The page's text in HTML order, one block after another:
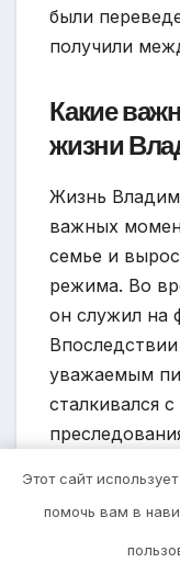
были
получили
Какие
жизни
Жизнь
важных
семье и
режима. Во
он служил на
уважаемым
сталкивался
Какую
«Пороги»
Этот сайт
помочь вам в